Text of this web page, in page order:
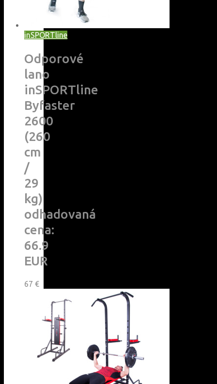
inSPORTline
Odporové
lano
inSPORTline
Byfaster
2600
(260
cm
/
29
kg)
odhadovaná
cena:
66.9
EUR
67€